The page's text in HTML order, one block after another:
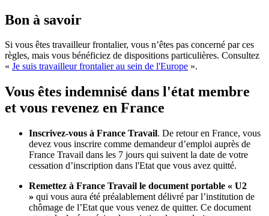
Bon à savoir
Si vous êtes travailleur frontalier, vous n’êtes pas concerné par ces
règles, mais vous bénéficiez de dispositions particulières. Consultez
« Je suis travailleur frontalier au sein de l'Europe ».
Vous êtes indemnisé dans l'état membre
et vous revenez en France
Inscrivez-vous à France Travail. De retour en France, vous
devez vous inscrire comme demandeur d’emploi auprès de
France Travail dans les 7 jours qui suivent la date de votre
cessation d’inscription dans l'Etat que vous avez quitté.
Remettez à France Travail le document portable « U2
» qui vous aura été préalablement délivré par l’institution de
chômage de l’Etat que vous venez de quitter. Ce document